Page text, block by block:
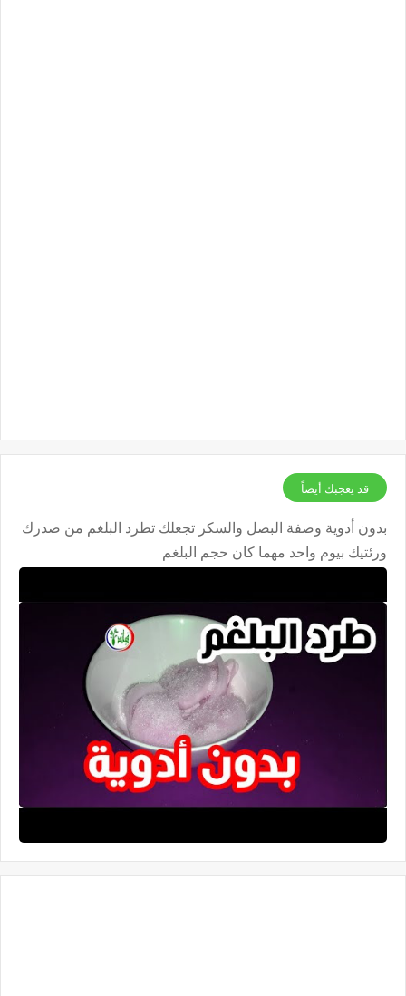
قد يعجبك أيضاً
بدون أدوية وصفة البصل والسكر تجعلك تطرد البلغم من صدرك
ورئتيك بيوم واحد مهما كان حجم البلغم